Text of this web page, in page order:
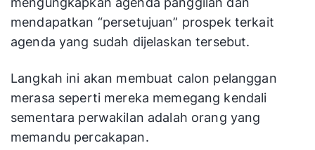
mendapatkan “persetujuan” prospek terkait
agenda yang sudah dijelaskan tersebut.
Langkah ini akan membuat calon pelanggan
merasa seperti mereka memegang kendali
sementara perwakilan adalah orang yang
memandu percakapan.